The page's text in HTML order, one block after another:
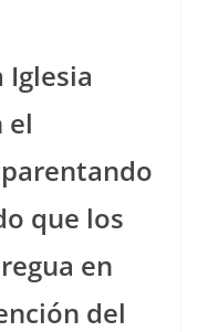
Iglesia
el
que los
en
del